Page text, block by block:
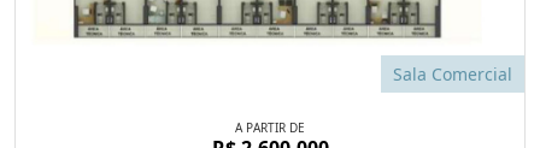
Sala Comercial
A PARTIR DE